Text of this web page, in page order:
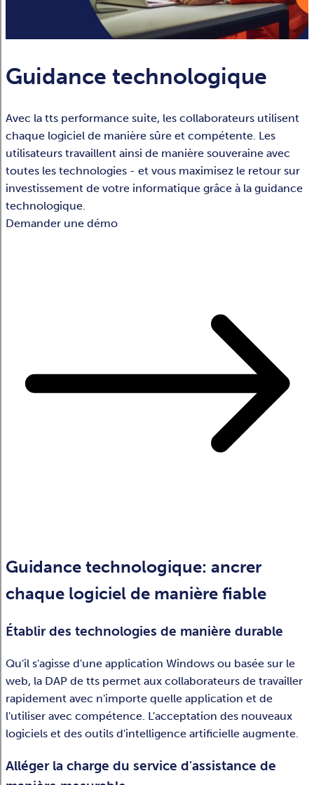
Guidance technologique
Avec la tts performance suite, les collaborateurs utilisent
chaque logiciel de manière sûre et compétente. Les
utilisateurs travaillent ainsi de manière souveraine avec
toutes les technologies - et vous maximisez le retour sur
investissement de votre informatique grâce à la guidance
technologique.
Demander une démo
Guidance technologique: ancrer
chaque logiciel de manière fiable
Établir des technologies de manière durable
Qu'il s'agisse d'une application Windows ou basée sur le
web, la DAP de tts permet aux collaborateurs de travailler
rapidement avec n'importe quelle application et de
l'utiliser avec compétence. L'acceptation des nouveaux
logiciels et des outils d'intelligence artificielle augmente.
Alléger la charge du service d'assistance de